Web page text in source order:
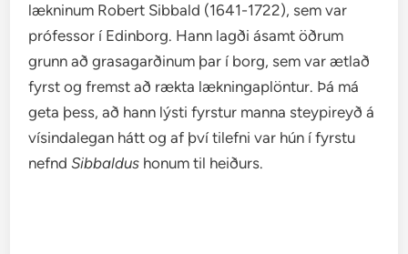
lækninum Robert Sibbald (1641-1722), sem var
prófessor í Edinborg. Hann lagði ásamt öðrum
grunn að grasagarðinum þar í borg, sem var ætlað
fyrst og fremst að rækta lækningaplöntur. Þá má
geta þess, að hann lýsti fyrstur manna steypireyð á
vísindalegan hátt og af því tilefni var hún í fyrstu
nefndSibbaldus honum til heiðurs.